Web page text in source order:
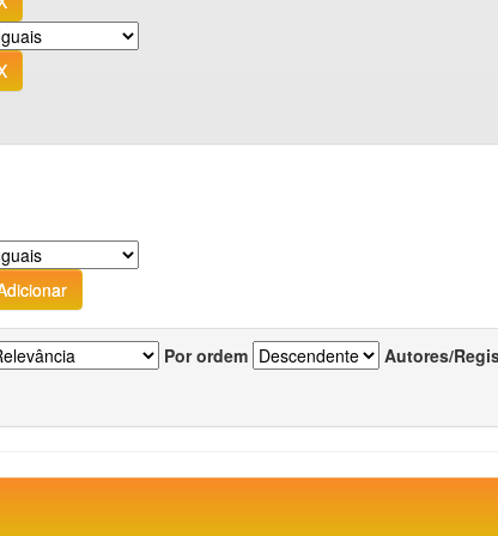
Por ordem Autores/